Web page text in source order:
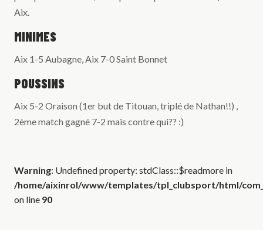
Aix.
MINIMES
Aix 1-5 Aubagne, Aix 7-0 Saint Bonnet
POUSSINS
Aix 5-2 Oraison (1er but de Titouan, triplé de Nathan!!) ,
2ème match gagné 7-2 mais contre qui?? :)
Warning: Undefined property: stdClass::$readmore in
/home/aixinrol/www/templates/tpl_clubsport/html/
on line 90